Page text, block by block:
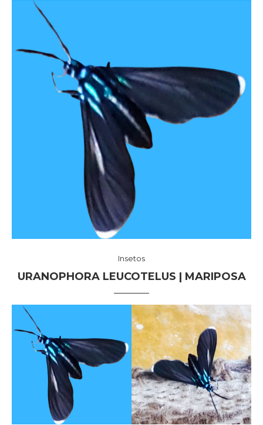
Insetos
URANOPHORA LEUCOTELUS | MARIPOSA